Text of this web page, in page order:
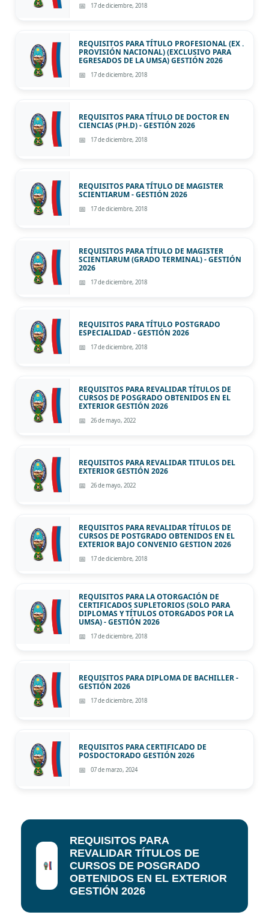
17 de diciembre, 2018
REQUISITOS PARA TÍTULO PROFESIONAL (EX .
PROVISIÓN NACIONAL) (EXCLUSIVO PARA
EGRESADOS DE LA UMSA) GESTIÓN 2026
17 de diciembre, 2018
REQUISITOS PARA TÍTULO DE DOCTOR EN
CIENCIAS (PH.D) - GESTIÓN 2026
17 de diciembre, 2018
REQUISITOS PARA TÍTULO DE MAGISTER
SCIENTIARUM - GESTIÓN 2026
17 de diciembre, 2018
REQUISITOS PARA TÍTULO DE MAGISTER
SCIENTIARUM (GRADO TERMINAL) - GESTIÓN
2026
17 de diciembre, 2018
REQUISITOS PARA TÍTULO POSTGRADO
ESPECIALIDAD - GESTIÓN 2026
17 de diciembre, 2018
REQUISITOS PARA REVALIDAR TÍTULOS DE
CURSOS DE POSGRADO OBTENIDOS EN EL
EXTERIOR GESTIÓN 2026
26 de mayo, 2022
REQUISITOS PARA REVALIDAR TITULOS DEL
EXTERIOR GESTIÓN 2026
26 de mayo, 2022
REQUISITOS PARA REVALIDAR TÍTULOS DE
CURSOS DE POSTGRADO OBTENIDOS EN EL
EXTERIOR BAJO CONVENIO GESTION 2026
17 de diciembre, 2018
REQUISITOS PARA LA OTORGACIÓN DE
CERTIFICADOS SUPLETORIOS (SOLO PARA
DIPLOMAS Y TÍTULOS OTORGADOS POR LA
UMSA) - GESTIÓN 2026
17 de diciembre, 2018
REQUISITOS PARA DIPLOMA DE BACHILLER -
GESTIÓN 2026
17 de diciembre, 2018
REQUISITOS PARA CERTIFICADO DE
POSDOCTORADO GESTIÓN 2026
07 de marzo, 2024
REQUISITOS PARA
REVALIDAR TÍTULOS DE
CURSOS DE POSGRADO
OBTENIDOS EN EL EXTERIOR
GESTIÓN 2026